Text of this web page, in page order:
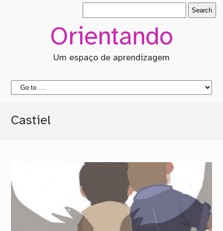
Orientando
Um espaço de aprendizagem
Castiel